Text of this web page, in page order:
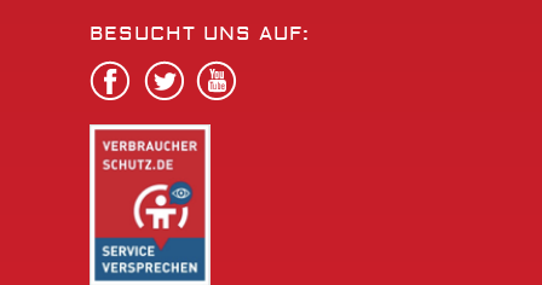
BESUCHT UNS AUF: